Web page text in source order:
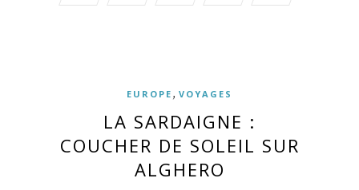
EUROPE , VOYAGES
LA SARDAIGNE :
COUCHER DE SOLEIL SUR
ALGHERO